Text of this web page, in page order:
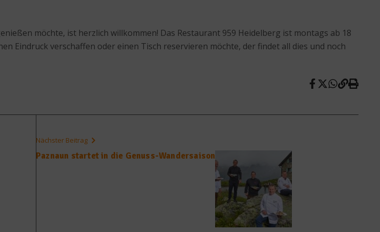
möchte, ist herzlich willkommen! Das Restaurant 959 Heidelberg ist montags ab 18
Eindruck verschaffen oder einen Tisch reservieren möchte, der findet all dies und noch
Nächster Beitrag
Paznaun startet in die Genuss-Wandersaison